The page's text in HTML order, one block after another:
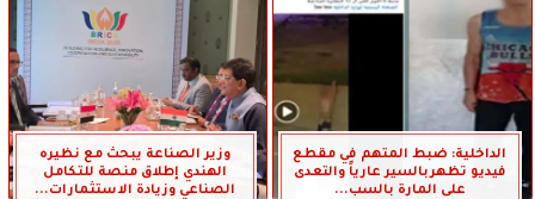
الداخلية: ضبط المتهم في مقطع
فيديو تظهربالسير عارياً والتعدى
على المارة بالسب...
وزير الصناعة يبحث مع نظيره
الهندي إطلاق منصة للتكامل
الصناعي وزيادة الاستثمارات...